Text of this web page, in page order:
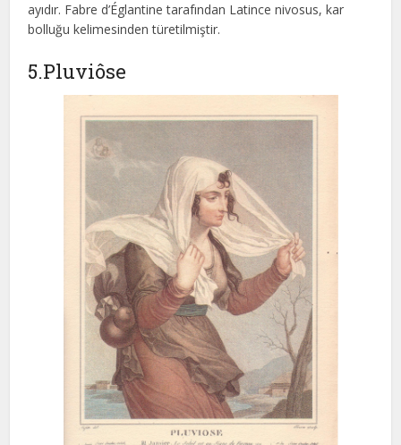
ayıdır. Fabre d’Églantine tarafından Latince nivosus, kar
bolluğu kelimesinden türetilmiştir.
5.Pluviôse